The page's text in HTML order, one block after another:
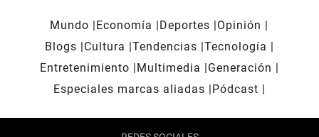
Mundo Economía Deportes
Opinión
Blogs
Cultura Tendencias Tecnología
Entretenimiento
Multimedia
Generación
Especiales marcas aliadas
Pódcast